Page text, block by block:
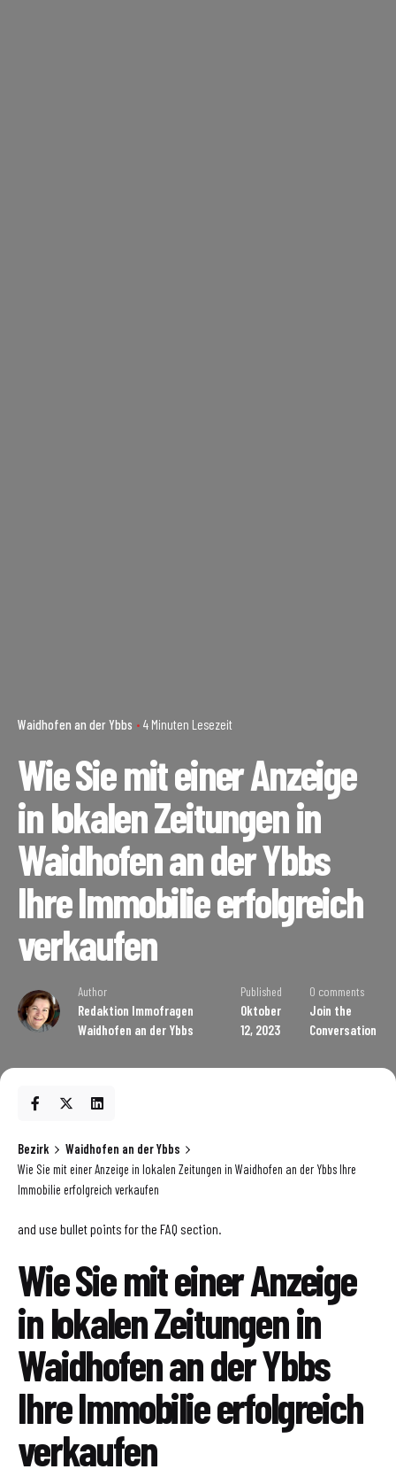
Waidhofen an der Ybbs 4 Minuten Lesezeit
Wie Sie mit einer Anzeige
in lokalen Zeitungen in
Waidhofen an der Ybbs
Ihre Immobilie erfolgreich
verkaufen
Author
Redaktion Immofragen
Waidhofen an der Ybbs
Published
Oktober
12, 2023
0 comments
Join the
Conversation
Bezirk
Waidhofen an der Ybbs
Wie Sie mit einer Anzeige in lokalen Zeitungen in Waidhofen an der Ybbs Ihre
Immobilie erfolgreich verkaufen
and use bullet points for the FAQ section.
Wie Sie mit einer Anzeige
in lokalen Zeitungen in
Waidhofen an der Ybbs
Ihre Immobilie erfolgreich
verkaufen